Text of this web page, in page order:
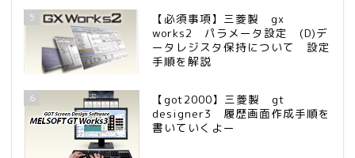
5
【必須事項】三菱製 gx
works2 パラメータ設定 (D)デ
ータレジスタ保持について 設定
手順を解説
6
【got2000】三菱製 gt
designer3 履歴画面作成手順を
書いていくよー